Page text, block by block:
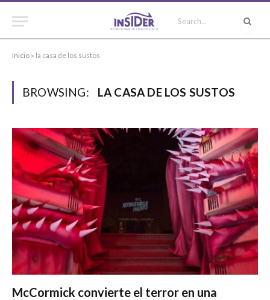
Inicio » la casa de los sustos
BROWSING: LA CASA DE LOS SUSTOS
McCormick convierte el terror en una